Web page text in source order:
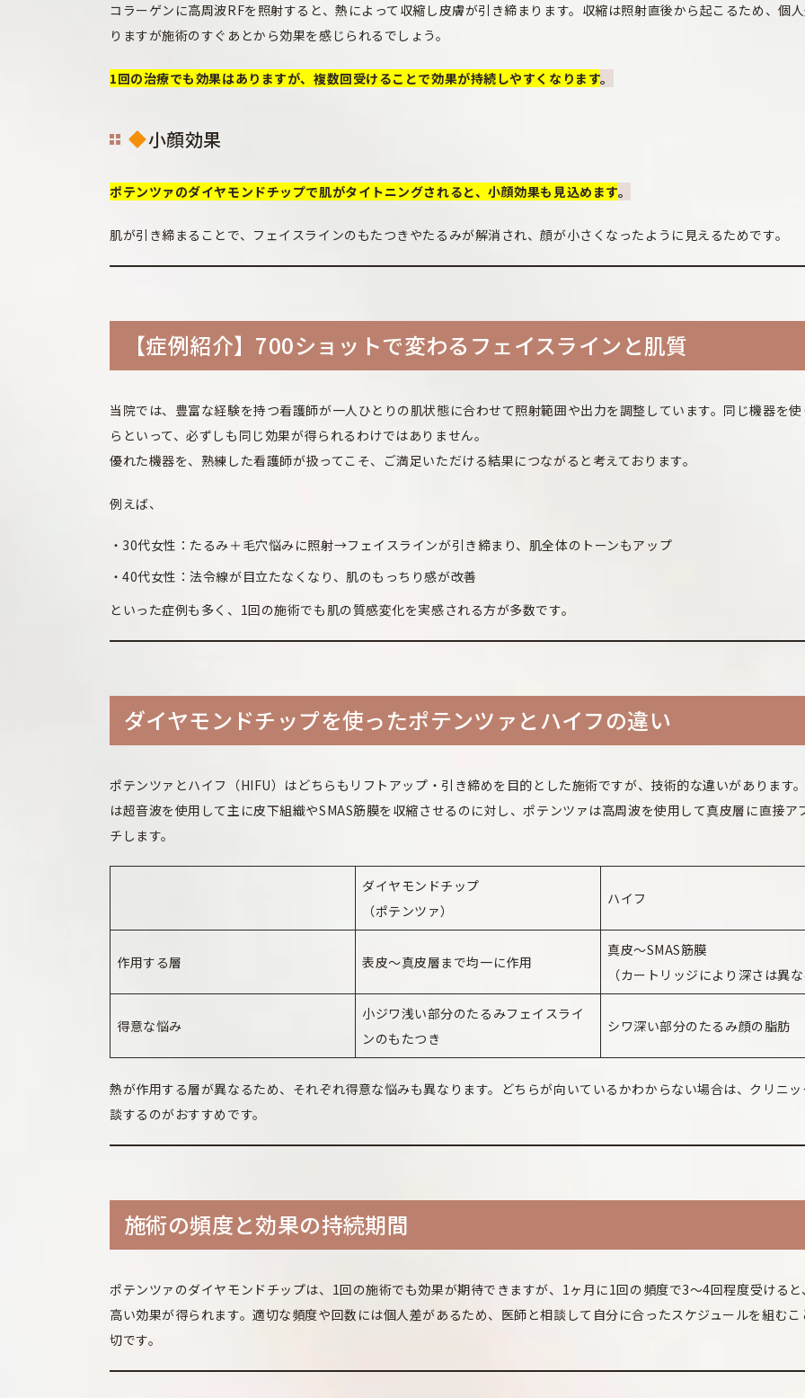
コラーゲンに高周波RFを照射すると、熱によって収縮し皮膚が引き締まります。収縮は照射直後から起こるため、個
りますが施術のすぐあとから効果を感じられるでしょう。
1回の治療でも効果はありますが、複数回受けることで効果が持続しやすくなります。
小顔効果
ポテンツァのダイヤモンドチップで肌がタイトニングされると、小顔効果も見込めます。
肌が引き締まることで、フェイスラインのもたつきやたるみが解消され、顔が小さくなったように見えるためです。
【症例紹介】700ショットで変わるフェイスラインと肌質
当院では、豊富な経験を持つ看護師が一人ひとりの肌状態に合わせて照射範囲や出力を調整しています。同じ機器を
らといって、必ずしも同じ効果が得られるわけではありません。
優れた機器を、熟練した看護師が扱ってこそ、ご満足いただける結果につながると考えております。
例えば、
30代女性：たるみ＋毛穴悩みに照射→フェイスラインが引き締まり、肌全体のトーンもアップ
40代女性：法令線が目立たなくなり、肌のもっちり感が改善
といった症例も多く、1回の施術でも肌の質感変化を実感される方が多数です。
ダイヤモンドチップを使ったポテンツァとハイフの違い
ポテンツァとハイフ（HIFU）はどちらもリフトアップ・引き締めを目的とした施術ですが、技術的な違いがあります
は超音波を使用して主に皮下組織やSMAS筋膜を収縮させるのに対し、ポテンツァは高周波を使用して真皮層に直接ア
チします。
ダイヤモンドチップ
（ポテンツァ）
ハイフ
作用する層 表皮〜真皮層まで均一に作用
真皮〜SMAS筋膜
（カートリッジにより深さは異
得意な悩み
小ジワ浅い部分のたるみフェイスライ
ンのもたつき
シワ深い部分のたるみ顔の脂肪
熱が作用する層が異なるため、それぞれ得意な悩みも異なります。どちらが向いているかわからない場合は、クリニ
談するのがおすすめです。
施術の頻度と効果の持続期間
ポテンツァのダイヤモンドチップは、1回の施術でも効果が期待できますが、1ヶ月に1回の頻度で3～4回程度受けると
高い効果が得られます。適切な頻度や回数には個人差があるため、医師と相談して自分に合ったスケジュールを組むこ
切です。